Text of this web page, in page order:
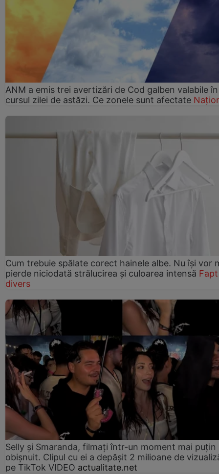
ANM a emis trei avertizări de Cod galben valabile în
cursul zilei de astăzi. Ce zonele sunt afectate
Cum trebuie spălate corect hainele albe. Nu își vor
pierde niciodată strălucirea și culoarea intensă Fapt
divers
Selly și Smaranda, filmați într-un moment mai puțin
obișnuit. Clipul cu ei a depășit 2 milioane de
pe TikTok VIDEO actualitate.net